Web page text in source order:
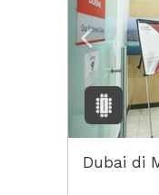
Dubai di